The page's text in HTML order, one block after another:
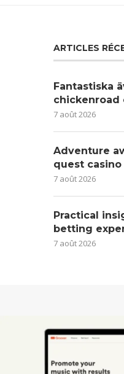
ARTICLES
Fantastiska
chickenroad
7 août 2026
Adventure
quest
7 août 2026
Practical
betting
7 août 2026